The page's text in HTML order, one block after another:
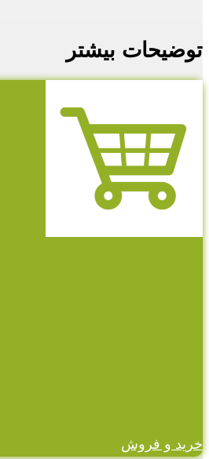
توضیحات بیشتر
خرید و فروش